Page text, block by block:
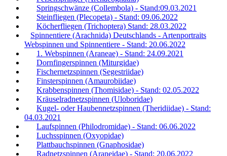
Springschwänze (Collembola) - Stand:09.03.2021
Steinfliegen (Plecopeta) - Stand: 09.06.2022
Köcherfliegen (Trichoptera) Stand: 28.03.2022
Spinnentiere (Arachnida) Deutschlands - Artenportraits
Webspinnen und Spinnentiere - Stand: 20.06.2022
1. Webspinnen (Araneae) - Stand: 24.09.2021
Dornfingerspinnen (Miturgidae)
Fischernetzspinnen (Segestriidae)
Finsterspinnen (Amaurobiidae)
Krabbenspinnen (Thomisidae) - Stand: 02.05.2022
Kräuselradnetzspinnen (Uloboridae)
Kugel- oder Haubennetzspinnen (Theridiidae) - Stand:
04.03.2021
Laufspinnen (Philodromidae) - Stand: 06.06.2022
Luchsspinnen (Oxyopidae)
Plattbauchspinnen (Gnaphosidae)
Radnetzspinnen (Araneidae) - Stand: 20.06.2022